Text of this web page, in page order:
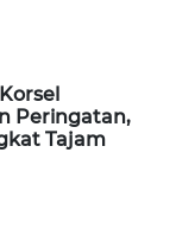
Peringatan,
Tajam